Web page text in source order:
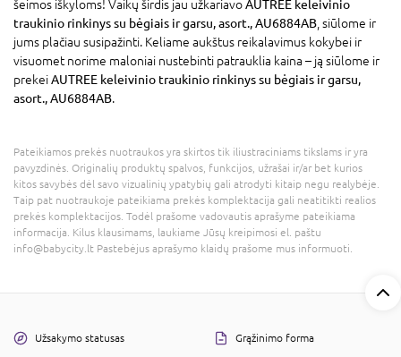
šeimos iškyloms! Vaikų širdis jau užkariavoAUTREE keleivinio
traukinio rinkinys su bėgiais ir garsu, asort., AU6884AB , siūlome ir
jums plačiau susipažinti. Keliame aukštus reikalavimus kokybei ir
visuomet norime maloniai nustebinti patrauklia kaina – ją siūlome ir
prekeiAUTREE keleivinio traukinio rinkinys su bėgiais ir garsu,
asort., AU6884AB.
Pateikiamos prekės nuotraukos yra skirtos tik iliustraciniams tikslams ir yra
pavyzdinės. Originalių produktų spalvos, funkcijos, užrašai ir/ar bet kurios
kitos savybės dėl savo vizualinių ypatybių gali atrodyti kitaip negu realybėje.
Taip pat nuotraukoje pateikiama prekės komplektacija gali neatitikti realios
prekės komplektacijos. Todėl prašome vadovautis aprašyme pateikiama
informacija. Kilus klausimams, laukiame Jūsų kreipimosi el. paštu
info@babycity.lt Pastebėjus aprašymo klaidų prašome mus informuoti.
Užsakymo statusas Grąžinimo forma